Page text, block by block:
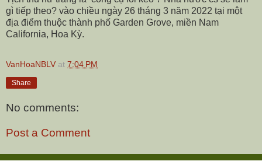
gì tiếp theo? vào chiều ngày 26 tháng 3 năm 2022 tại một
địa điểm thuộc thành phố Garden Grove, miền Nam
California, Hoa Kỳ.
VanHoaNBLV at 7:04 PM
Share
No comments:
Post a Comment